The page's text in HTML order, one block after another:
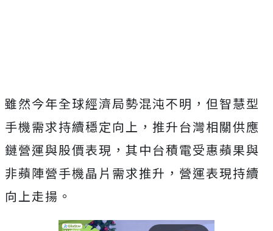
雖然今年全球經濟局勢混沌不明，但智慧型
手機需求持續穩定向上，推升台灣相關供應
鏈營運與股價表現，其中台積電受惠蘋果與
非蘋陣營手機晶片需求推升，營運表現持續
向上走揚。